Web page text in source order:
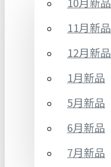
11月新品
12月新品
1月新品
5月新品
6月新品
7月新品